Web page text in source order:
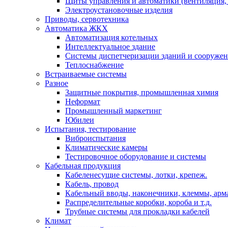
Электроустановочные изделия
Приводы, сервотехника
Автоматика ЖКХ
Автоматизация котельных
Интеллектуальное здание
Системы диспетчеризации зданий и
Теплоснабжение
Встраиваемые системы
Разное
Защитные покрытия, промышленная химия
Неформат
Промышленный маркетинг
Юбилеи
Испытания, тестирование
Виброиспытания
Климатические камеры
Тестировочное оборудование и системы
Кабельная продукция
Кабеленесущие системы, лотки, крепеж.
Кабель, провод
Кабельный вводы, наконечники, клеммы,
Распределительные коробки, короба и т.д.
Трубные системы для прокладки кабелей
Климат